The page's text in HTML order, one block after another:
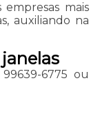
mais
auxiliando na
99639-6775 ou